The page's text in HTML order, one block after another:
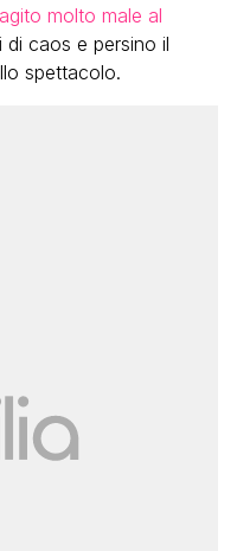
molto male al
di caos e persino il
spettacolo.